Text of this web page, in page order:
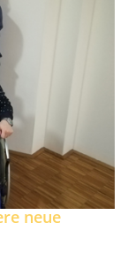
neue